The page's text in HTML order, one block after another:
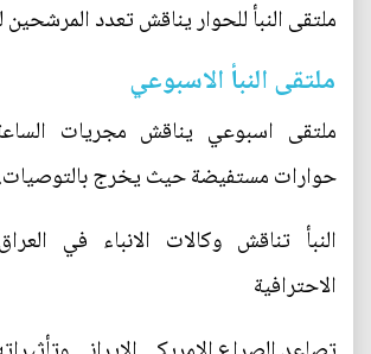
ملتقى النبأ للحوار يناقش تعدد المرشحين
ملتقى النبأ الاسبوعي
ملتقى اسبوعي يناقش مجريات
حوارات مستفيضة حيث يخرج
النبأ تناقش وكالات الانباء في
الاحترافية